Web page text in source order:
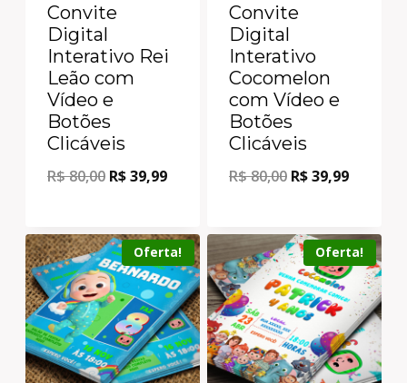
Convite
Digital
Interativo Rei
Leão com
Vídeo e
Botões
Clicáveis
R$80,00 R$39,99
Convite
Digital
Interativo
Cocomelon
com Vídeo e
Botões
Clicáveis
R$80,00 R$39,99
Oferta! Oferta!